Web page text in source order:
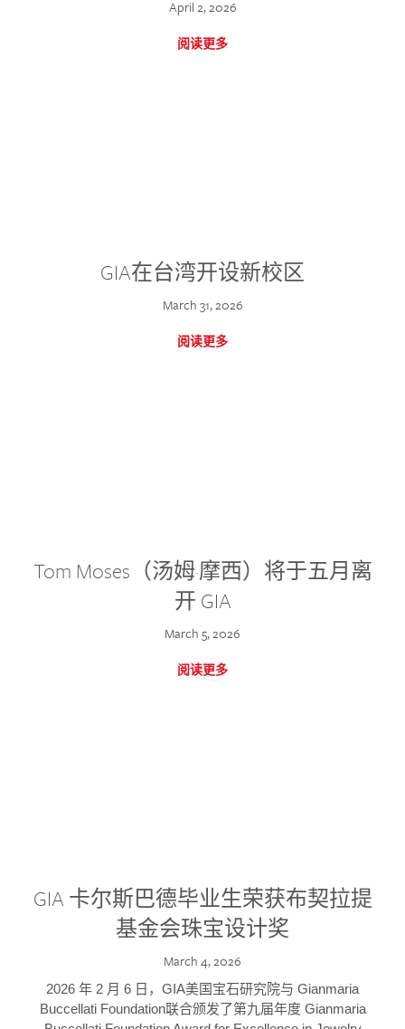
April 2, 2026
阅读更多
GIA在台湾开设新校区
March 31, 2026
阅读更多
Tom Moses（汤姆·摩西）将于五月离
开 GIA
March 5, 2026
阅读更多
GIA 卡尔斯巴德毕业生荣获布契拉提
基金会珠宝设计奖
March 4, 2026
2026 年 2 月 6 日，GIA美国宝石研究院与 Gianmaria
Buccellati Foundation联合颁发了第九届年度 Gianmaria